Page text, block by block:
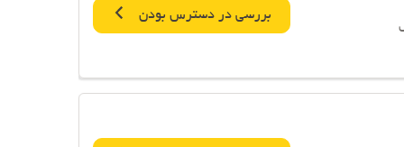
بررسی در دسترس بودن